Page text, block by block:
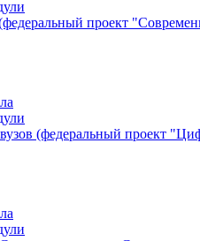
проект
(федеральный проект